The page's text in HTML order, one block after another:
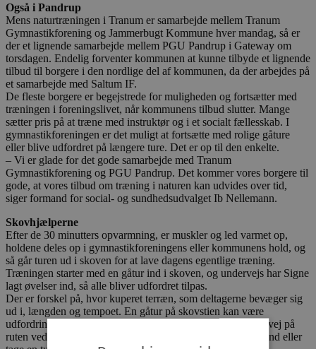
Også i Pandrup
Mens naturtræningen i Tranum er samarbejde mellem Tranum
Gymnastikforening og Jammerbugt Kommune hver mandag, så er
der et lignende samarbejde mellem PGU Pandrup i Gateway om
torsdagen. Endelig forventer kommunen at kunne tilbyde et lignende
tilbud til borgere i den nordlige del af kommunen, da der arbejdes på
et samarbejde med Saltum IF.
De fleste borgere er begejstrede for muligheden og fortsætter med
træningen i foreningslivet, når kommunens tilbud slutter. Mange
sætter pris på at træne med instruktør og i et socialt fællesskab. I
gymnastikforeningen er det muligt at fortsætte med rolige gåture
eller blive udfordret på længere ture. Det er op til den enkelte.
– Vi er glade for det gode samarbejde med Tranum
Gymnastikforening og PGU Pandrup. Det kommer vores borgere til
gode, at vores tilbud om træning i naturen kan udvides over tid,
siger formand for social- og sundhedsudvalget Ib Nellemann.
Skovhjælperne
Efter de 30 minutters opvarmning, er muskler og led varmet op,
holdene deles op i gymnastikforeningens eller kommunens hold, og
så går turen ud i skoven for at lave dagens egentlige træning.
Træningen starter med en gåtur ind i skoven, og undervejs har Signe
lagt øvelser ind, så alle bliver udfordret tilpas.
Der er forskel på, hvor kuperet terræn, som deltagerne bevæger sig
ud i, længden og tempoet. En gåtur på skovstien kan være
udfordring nok for en borger, mens en anden vælger en omvej på
ruten ved at gå ude blandt træerne i den mere bløde skovbund eller